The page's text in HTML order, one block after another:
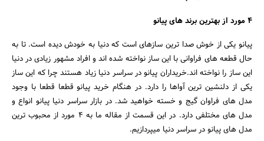
4 مورد از بهترین برند های پیانو
پیانو یکی از خوش صدا ترین سازهای است که دنیا به خودش دیده است. تا به
حال قطعه های فراوانی با این ساز نواخته شده اند و افراد مشهور زیادی در دنیا
این ساز را نواخته اند.خریداران پیانو در سراسر دنیا زیاد هستند چرا که این ساز
یکی از دلنشین ترین آواها را دارد. در هنگام خرید پیانو قطعا قطعا با وجود
مدل های فراوان گیج و خسته خواهید شد. در بازار سراسر دنیا پیانو انواع و
مدل های مختلفی دارد. در این قسمت از مقاله ما به 4 مورد از محبوب ترین
مدل های پیانو در سراسر دنیا میپردازیم.